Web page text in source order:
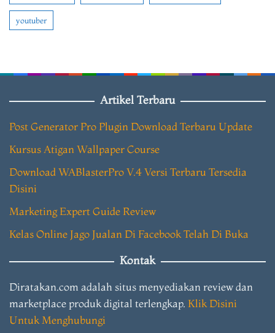
youtuber
Artikel Terbaru
Post Generator Pro Plugin Download Terbaru Update
Kursus Atigan Wallpaper Course
Download WABlasterPro V.4 Versi Terbaru Tersedia
Disini
Marketing Expert Guide Review
Kelas Online Jago Jualan Di Facebook Telah Di Buka
Kontak
Diratakan.com adalah situs menyediakan review dan
marketplace produk digital terlengkap. Klik Disini
Untuk Menghubungi